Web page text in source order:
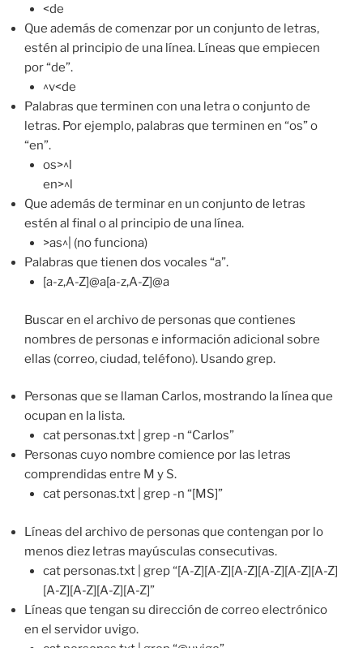
<de
Que además de comenzar por un conjunto de letras,
estén al principio de una línea. Líneas que empiecen
por “de”.
^v<de
Palabras que terminen con una letra o conjunto de
letras. Por ejemplo, palabras que terminen en “os” o
“en”.
os>^l
en>^l
Que además de terminar en un conjunto de letras
estén al final o al principio de una línea.
>as^| (no funciona)
Palabras que tienen dos vocales “a”.
[a-z,A-Z]@a[a-z,A-Z]@a
Buscar en el archivo de personas que contienes
nombres de personas e información adicional sobre
ellas (correo, ciudad, teléfono). Usando grep.
Personas que se llaman Carlos, mostrando la línea que
ocupan en la lista.
cat personas.txt | grep -n “Carlos”
Personas cuyo nombre comience por las letras
comprendidas entre M y S.
cat personas.txt | grep -n “[MS]”
Líneas del archivo de personas que contengan por lo
menos diez letras mayúsculas consecutivas.
cat personas.txt | grep “[A-Z][A-Z][A-Z][A-Z][A-Z][A-Z]
[A-Z][A-Z][A-Z][A-Z]”
Líneas que tengan su dirección de correo electrónico
en el servidor uvigo.